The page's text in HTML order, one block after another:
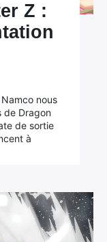
Z :
nous
de Dragon
de sortie
à